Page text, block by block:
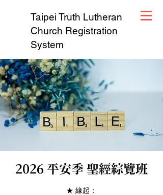
Taipei Truth Lutheran
Church Registration
System
2026 平安季 聖經綜覽班
★ 緣起：